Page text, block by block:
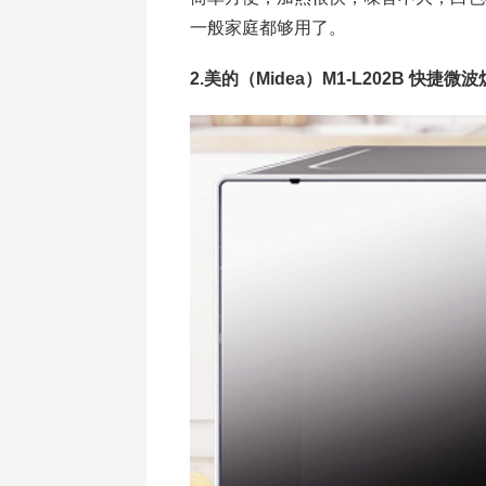
一般家庭都够用了。
2.美的（Midea）M1-L202B 快捷微波